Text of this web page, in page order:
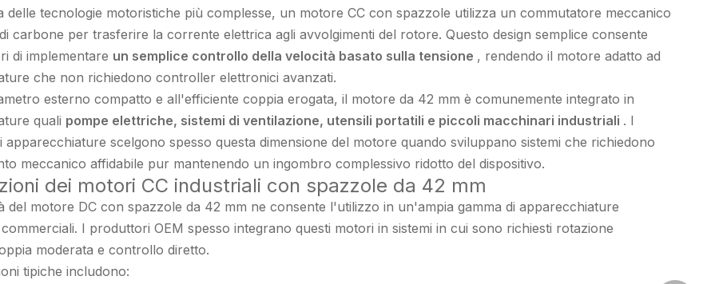
delle tecnologie motoristiche più complesse, un motore CC con spazzole utilizza un commutatore meccanico
carbone per trasferire la corrente elettrica agli avvolgimenti del rotore. Questo design semplice consente
di implementare un semplice controllo della velocità basato sulla tensione , rendendo il motore adatto ad
che non richiedono controller elettronici avanzati.
esterno compatto e all'efficiente coppia erogata, il motore da 42 mm è comunemente integrato in
quali pompe elettriche, sistemi di ventilazione, utensili portatili e piccoli macchinari industriali . I
apparecchiature scelgono spesso questa dimensione del motore quando sviluppano sistemi che richiedono
meccanico affidabile pur mantenendo un ingombro complessivo ridotto del dispositivo.
dei motori CC industriali con spazzole da 42 mm
del motore DC con spazzole da 42 mm ne consente l'utilizzo in un'ampia gamma di apparecchiature
I produttori OEM spesso integrano questi motori in sistemi in cui sono richiesti rotazione
moderata e controllo diretto.
tipiche includono: